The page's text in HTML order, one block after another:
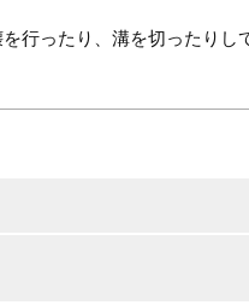
行ったり、溝を切ったりし